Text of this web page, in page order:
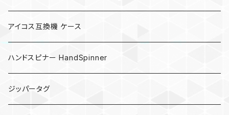
アイコス互換機 ケース
ハンドスピナー HandSpinner
ジッパータグ